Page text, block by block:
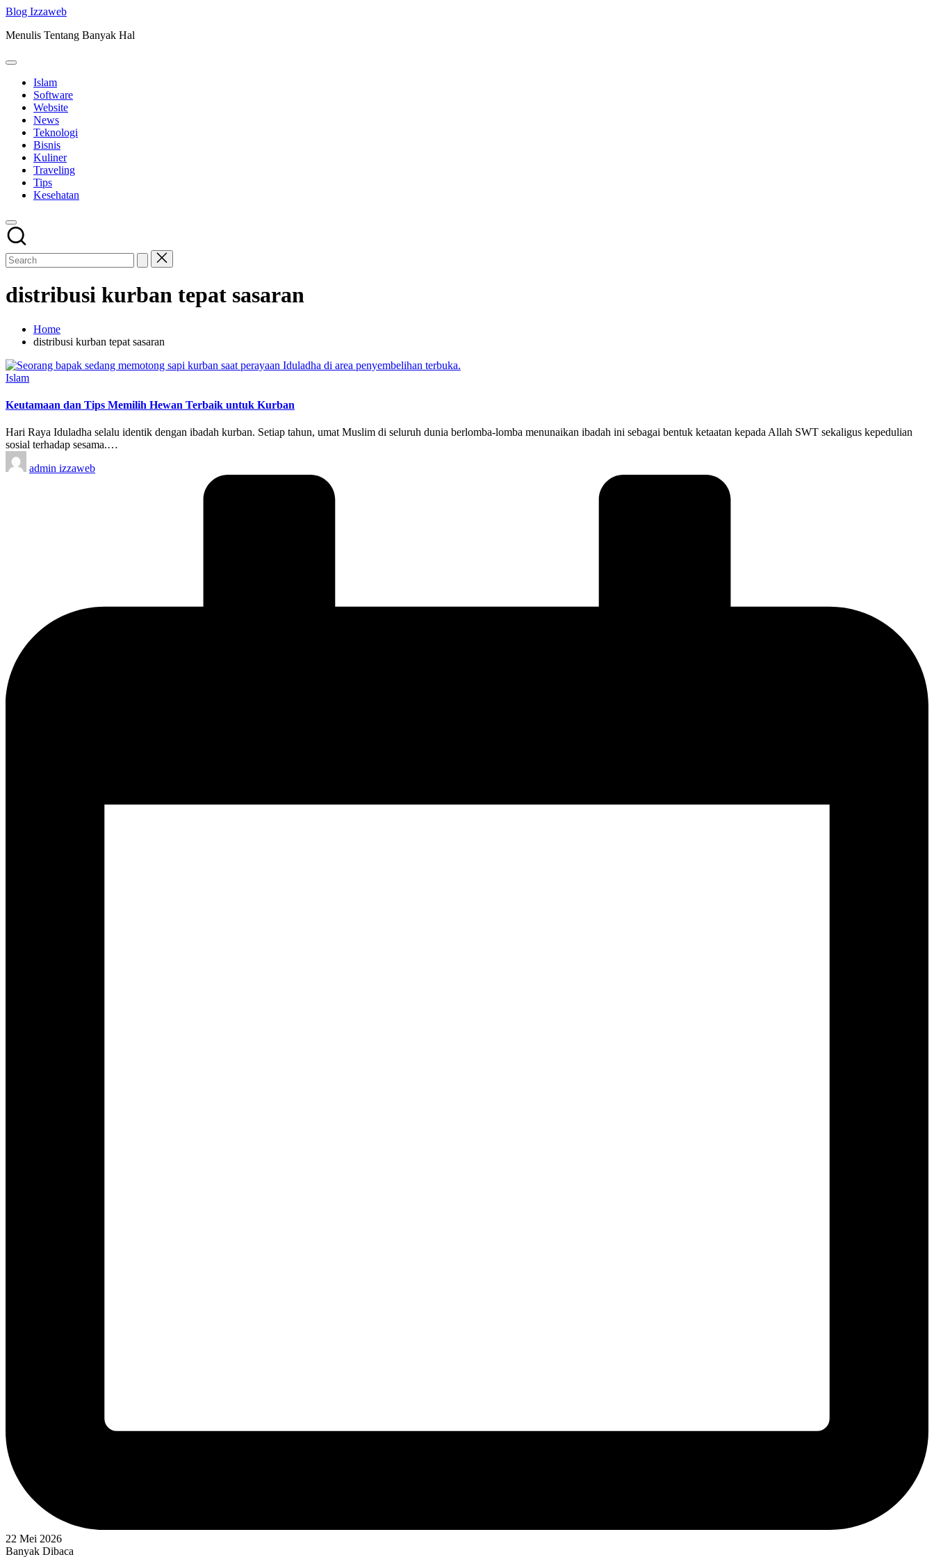
Skip
content
Blog Izzaweb
Menulis Tentang Banyak Hal
Islam
Software
Website
News
Teknologi
Bisnis
Kuliner
Traveling
Tips
Kesehatan
distribusi kurban tepat sasaran
Home
distribusi kurban tepat sasaran
Posted
Islam
Keutamaan dan Tips Memilih Hewan Terbaik untuk Kurban
Hari Raya Iduladha selalu identik dengan ibadah kurban. Setiap tahun, umat Muslim di seluruh dunia berlomba-lomba menunaikan ibadah ini sebagai bentuk ketaatan kepada Allah SWT sekaligus kepedulian
sosial terhadap sesama.…
Posted
by
admin izzaweb
22 Mei 2026
Banyak Dibaca